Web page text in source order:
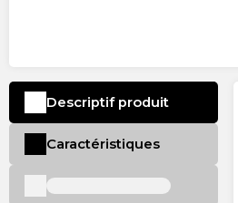
Descriptif produit
Caractéristiques